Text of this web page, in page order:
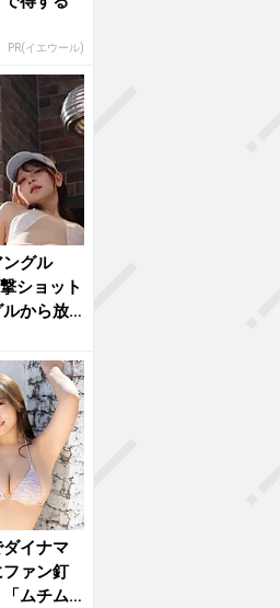
PR(イエウール)
グル
ショット
から放
イナマ
ァン釘
ムチム